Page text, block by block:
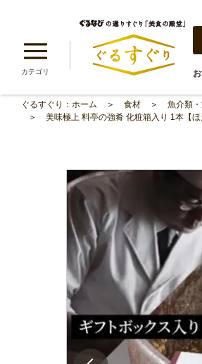
カテゴリ
ぐるすぐり：ホーム 食材 魚介類
美味極上 料亭の強肴 化粧箱入り 1本【